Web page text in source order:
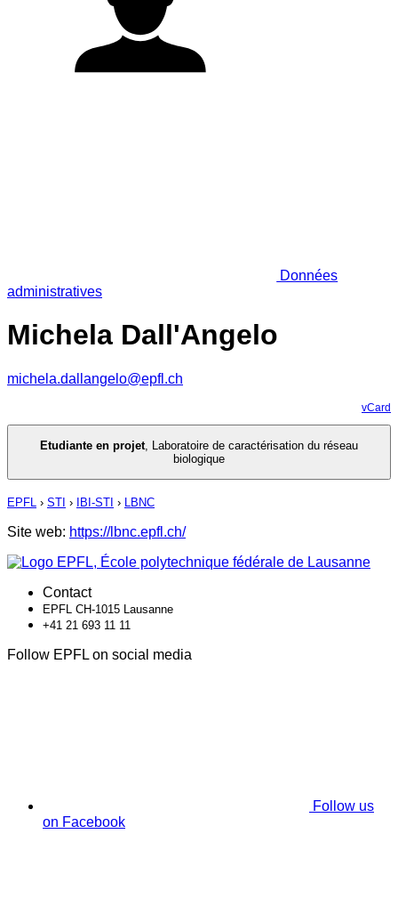
Données
administratives
Michela Dall'Angelo
michela.dallangelo@epfl.ch
vCard
Etudiante en projet, Laboratoire de caractérisation du réseau
biologique
EPFL › STI › IBI-STI › LBNC
Site web: https://lbnc.epfl.ch/
Contact
EPFL CH-1015 Lausanne
+41 21 693 11 11
Follow EPFL on social media
Follow us
on Facebook